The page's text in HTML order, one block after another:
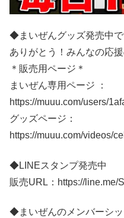
◆まいぜんグッズ発売中で
ありがとう！みんなの応
＊販売用ページ＊
まいぜん専用ページ ：
https://muuu.com/users/
グッズページ：
https://muuu.com/videos/
◆LINEスタンプ発売中
販売URL：https://line.me/
◆まいぜんのメンバーシッ